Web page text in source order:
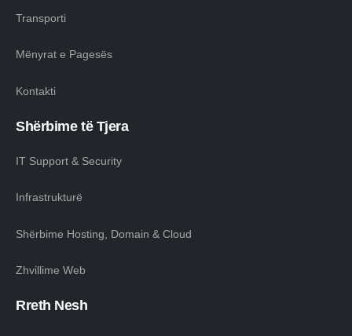
Transporti
Mënyrat e Pagesës
Kontakti
Shërbime të Tjera
IT Support & Security
Infrastrukturë
Shërbime Hosting, Domain & Cloud
Zhvillime Web
Rreth Nesh